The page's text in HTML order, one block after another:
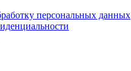
персональных данных